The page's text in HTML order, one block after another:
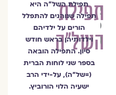
תפילת
השל״ה
צוות
מגזין
גלויה
תפילת השל"ה היא
תפילה שנוהגים להתפלל
הורים על ילדיהם
וילדותיהן בראש חודש
סיון. התפילה הובאה
בספר שני לוחות הברית
(=של"ה), על-ידי הרב
ישעיה הלוי הורוביץ.